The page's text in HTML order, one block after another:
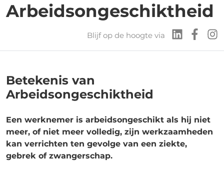
Arbeidsongeschiktheid
Blijf op de hoogte via
Betekenis van
Arbeidsongeschiktheid
Een werknemer is arbeidsongeschikt als hij niet
meer, of niet meer volledig, zijn werkzaamheden
kan verrichten ten gevolge van een ziekte,
gebrek of zwangerschap.